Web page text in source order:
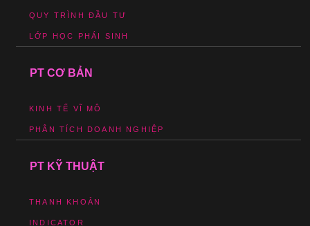
QUY TRÌNH ĐẦU TƯ
LỚP HỌC PHÁI SINH
PT CƠ BẢN
KINH TẾ VĨ MÔ
PHÂN TÍCH DOANH NGHIỆP
PT KỸ THUẬT
THANH KHOẢN
INDICATOR